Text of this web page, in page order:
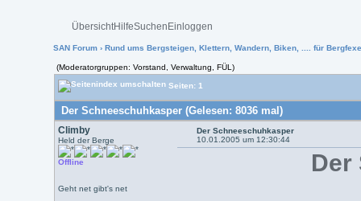
ÜbersichtHilfeSuchen Einloggen
SAN Forum › Rund ums Bergsteigen, Klettern, Wandern, Biken, .... für
(Moderatorgruppen: Vorstand, Verwaltung, FÜL)
Seiten: 1
Der Schneeschuhkasper (Gelesen: 8036 mal)
Climby
Held der Berge
Offline
Geht net gibt's net
Der Schneeschuhkasper
10.01.2005 um 12:30:44
Der